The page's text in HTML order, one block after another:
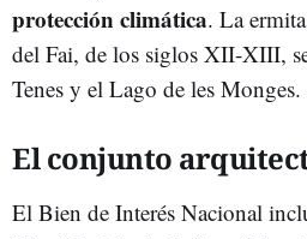
protección climática. La
del Fai, de los siglos XII-XIII,
Tenes y el Lago de les Monges.
El conjunto
El Bien de Interés Nacional